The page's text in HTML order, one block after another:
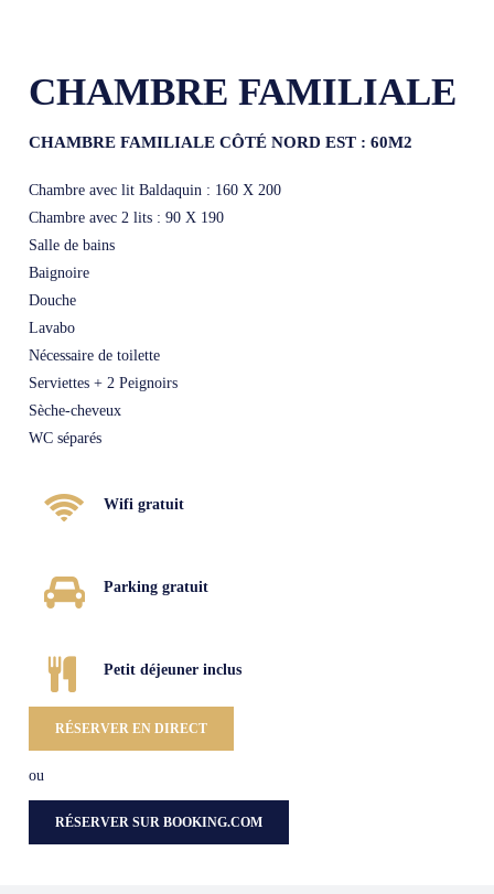
CHAMBRE FAMILIALE
CHAMBRE FAMILIALE CÔTÉ NORD EST : 60M2
Chambre avec lit Baldaquin : 160 X 200
Chambre avec 2 lits : 90 X 190
Salle de bains
Baignoire
Douche
Lavabo
Nécessaire de toilette
Serviettes + 2 Peignoirs
Sèche-cheveux
WC séparés
Wifi gratuit
Parking gratuit
Petit déjeuner inclus
RÉSERVER EN DIRECT
ou
RÉSERVER SUR BOOKING.COM